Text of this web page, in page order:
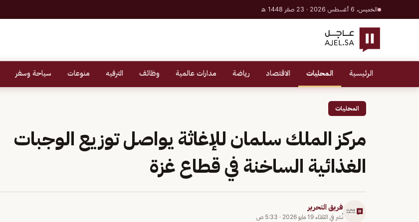
الخميس، 6 أغسطس 2026 · 23 صفر 1448 هـ
الرئيسية المحليات الاقتصاد رياضة مدارات عالمية وظائف الترفيه منوعات سياحة وسفر
المحليات
مركز الملك سلمان للإغاثة يواصل توزيع الوجبات
الغذائية الساخنة في قطاع غزة
فريق التحرير
نُشر في الثلاثاء 19 مايو 2026 · 5:33 ص